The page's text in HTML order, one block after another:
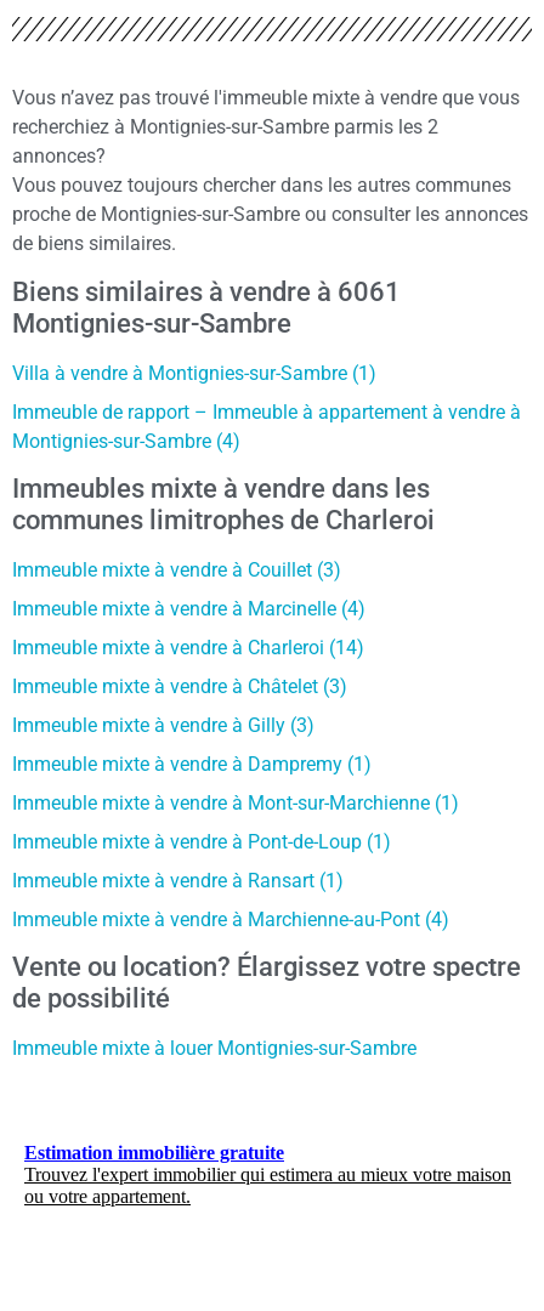
Vous n’avez pas trouvé l'immeuble mixte à vendre que vous
recherchiez à Montignies-sur-Sambre parmis les 2
annonces?
Vous pouvez toujours chercher dans les autres communes
proche de Montignies-sur-Sambre ou consulter les annonces
de biens similaires.
Biens similaires à vendre à 6061
Montignies-sur-Sambre
Villa à vendre à Montignies-sur-Sambre (1)
Immeuble de rapport – Immeuble à appartement à vendre à
Montignies-sur-Sambre (4)
Immeubles mixte à vendre dans les
communes limitrophes de Charleroi
Immeuble mixte à vendre à Couillet (3)
Immeuble mixte à vendre à Marcinelle (4)
Immeuble mixte à vendre à Charleroi (14)
Immeuble mixte à vendre à Châtelet (3)
Immeuble mixte à vendre à Gilly (3)
Immeuble mixte à vendre à Dampremy (1)
Immeuble mixte à vendre à Mont-sur-Marchienne (1)
Immeuble mixte à vendre à Pont-de-Loup (1)
Immeuble mixte à vendre à Ransart (1)
Immeuble mixte à vendre à Marchienne-au-Pont (4)
Vente ou location? Élargissez votre spectre
de possibilité
Immeuble mixte à louer Montignies-sur-Sambre